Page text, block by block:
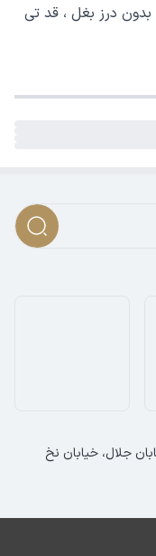
درز بغل ، قد تی
جلال، خیابان نخ